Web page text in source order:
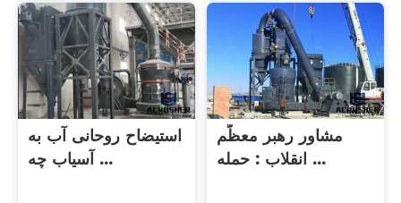
استیضاح روحانی آب به
آسیاب چه ...
مشاور رهبر معظّم
انقلاب : حمله ...